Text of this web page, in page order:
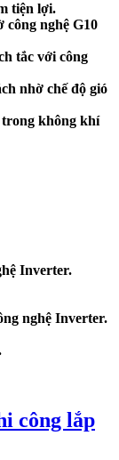
tiện lợi.
công nghệ G10
tắc với công
nhờ chế độ gió
không khí
Inverter.
nghệ Inverter.
công lắp